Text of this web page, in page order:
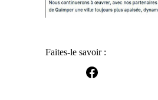
Faites-le savoir :